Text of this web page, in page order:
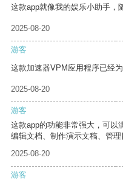
这款app就像我的娱乐小助手，
2025-08-20
游客
这款加速器VPM应用程序已经
2025-08-20
游客
这款app的功能非常强大，可以
编辑文档、制作演示文稿、管理
2025-08-20
游客